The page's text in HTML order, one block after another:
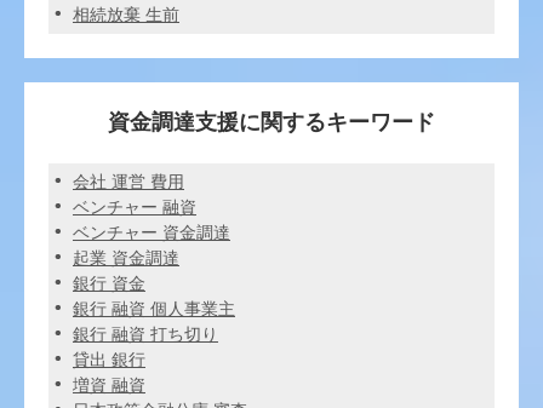
相続放棄 生前
資金調達支援に関するキーワード
会社 運営 費用
ベンチャー 融資
ベンチャー 資金調達
起業 資金調達
銀行 資金
銀行 融資 個人事業主
銀行 融資 打ち切り
貸出 銀行
増資 融資